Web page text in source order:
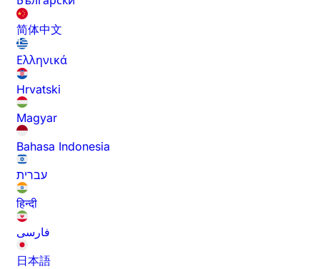
简体中文
Ελληνικά
Hrvatski
Magyar
Bahasa Indonesia
עברית
हिन्दी
فارسی
日本語